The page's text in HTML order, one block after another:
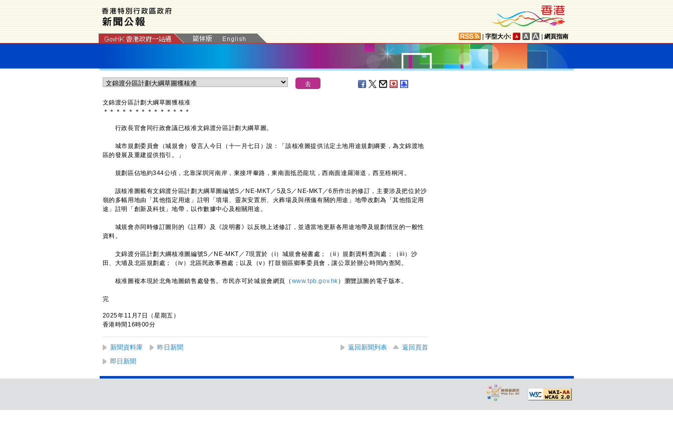
字型大小: 網頁指南
文錦渡分區計劃大綱草圖獲核准
＊ ＊ ＊ ＊ ＊ ＊ ＊ ＊ ＊ ＊ ＊ ＊ ＊ ＊
​行政長官會同行政會議已核准文錦渡分區計劃大綱草圖。
城市規劃委員會（城規會）發言人今日（十一月七日）說：「該核准圖提供法定土地用途規劃綱要，為文錦渡地
區的發展及重建提供指引。」
規劃區佔地約344公頃，北靠深圳河南岸，東接坪輋路，東南面抵恐龍坑，西南面達羅湖道，西至梧桐河。
該核准圖載有文錦渡分區計劃大綱草圖編號S／NE-MKT／5及S／NE-MKT／6所作出的修訂，主要涉及把位於沙
嶺的多幅用地由「其他指定用途」註明「墳場、靈灰安置所、火葬場及與殯儀有關的用途」地帶改劃為「其他指定用
途」註明「創新及科技」地帶，以作數據中心及相關用途。
城規會亦同時修訂圖則的《註釋》及《說明書》以反映上述修訂，並適當地更新各用途地帶及規劃情況的一般性
資料。
文錦渡分區計劃大綱核准圖編號S／NE-MKT／7現置於（i）城規會秘書處；（ii）規劃資料查詢處；（iii）沙
田、大埔及北區規劃處；（iv）北區民政事務處；以及（v）打鼓嶺區鄉事委員會，讓公眾於辦公時間內查閱。
核准圖複本現於北角地圖銷售處發售。市民亦可於城規會網頁（ www.tpb.gov.hk ）瀏覽該圖的電子版本。
完
2025年11月7日（星期五）
香港時間16時00分
新聞資料庫 昨日新聞 返回新聞列表
返回頁首
即日新聞